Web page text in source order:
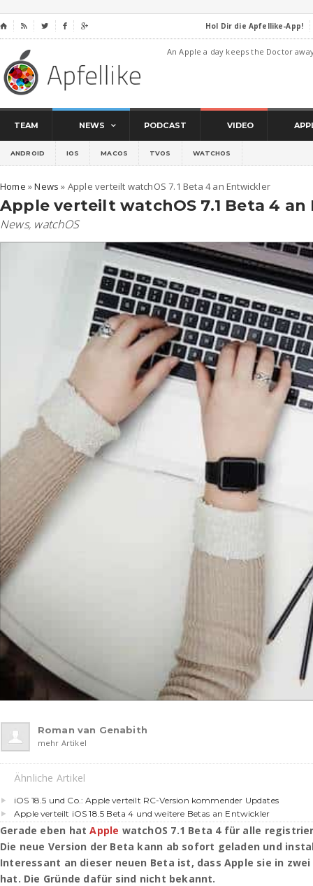
⌂     Hol Dir die Apfellike-App!
An Apple a day keeps the Doctor
TEAM NEWS PODCAST VIDEO
ANDROID IOS MACOS TVOS WATCHOS
Home »News » Apple verteilt watchOS 7.1 Beta 4 an Entwickler
Apple verteilt watchOS 7.1 Beta 4
News, watchOS
Roman van Genabith
mehr Artikel
Ähnliche Artikel
iOS 18.5 und Co.: Apple verteilt RC-Version kommender Updates
Apple verteilt iOS 18.5 Beta 4 und weitere Betas an Entwickler
Gerade eben hatApple watchOS 7.1 Beta 4 für alle
Die neue Version der Beta kann ab sofort geladen und
Interessant an dieser neuen Beta ist, dass Apple sie in
hat. Die Gründe dafür sind nicht bekannt.